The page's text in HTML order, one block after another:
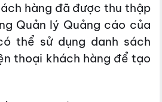
hàng đã được thu thập
Quản lý Quảng cáo của
thể sử dụng danh sách
thoại khách hàng để tạo